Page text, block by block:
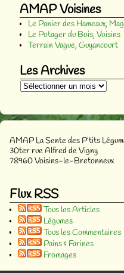
AMAP Voisines
Le Panier des Hameaux,
Le Potager du Bois, Voisins
Terrain Vague, Guyancourt
Les Archives
AMAP La Sente des P’tits
30ter rue Alfred de Vigny
78960 Voisins-le-Bretonneux
Flux RSS
Tous les Articles
Légumes
Tous les Commentaires
Pains & Farines
Fromages